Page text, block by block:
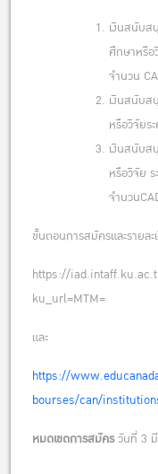
เงินสนับส
ศึกษาหรือ
จำนวน
เงินสนับ
หรือวิจัยร
เงินสนับ
หรือวิจัย
จำนวน
ขั้นตอนการสมัครและรายล
https://
ku_url=MTM=
และ
https://
bourses/can/
หมดเขตการสมัครวันที่ 3 มี